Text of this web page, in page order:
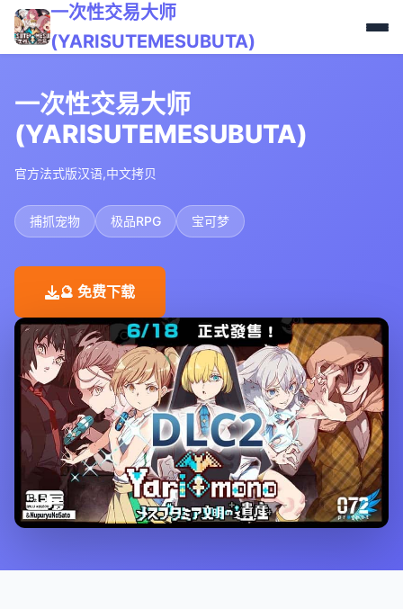
一次性交易大师
(YARISUTEMESUBUTA)
一次性交易大师
(YARISUTEMESUBUTA)
官方法式版汉语,中文拷贝
捕抓宠物 极品RPG 宝可梦
🔮 免费下载